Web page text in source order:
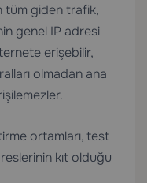
tüm giden trafik,
genel IP adresi
erişebilir,
olmadan ana
ortamları, test
kıt olduğu